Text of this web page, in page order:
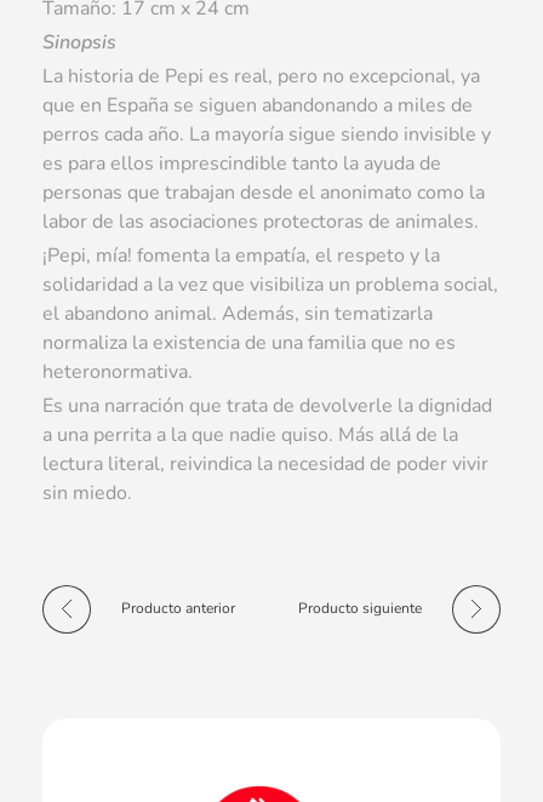
Tamaño: 17 cm x 24 cm
Sinopsis
La historia de Pepi es real, pero no excepcional, ya
que en España se siguen abandonando a miles de
perros cada año. La mayoría sigue siendo invisible y
es para ellos imprescindible tanto la ayuda de
personas que trabajan desde el anonimato como la
labor de las asociaciones protectoras de animales.
¡Pepi, mía! fomenta la empatía, el respeto y la
solidaridad a la vez que visibiliza un problema social,
el abandono animal. Además, sin tematizarla
normaliza la existencia de una familia que no es
heteronormativa.
Es una narración que trata de devolverle la dignidad
a una perrita a la que nadie quiso. Más allá de la
lectura literal, reivindica la necesidad de poder vivir
sin miedo.
Producto anterior Producto siguiente